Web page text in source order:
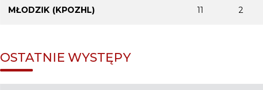
MŁODZIK (KPOZHL) 11 2
OSTATNIE WYSTĘPY